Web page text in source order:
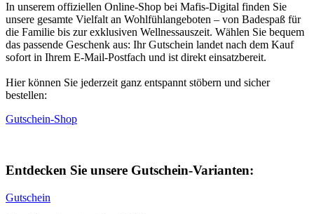
In unserem offiziellen Online-Shop bei Mafis-Digital finden Sie
unsere gesamte Vielfalt an Wohlfühlangeboten – von Badespaß für
die Familie bis zur exklusiven Wellnessauszeit. Wählen Sie bequem
das passende Geschenk aus: Ihr Gutschein landet nach dem Kauf
sofort in Ihrem E-Mail-Postfach und ist direkt einsatzbereit.
Hier können Sie jederzeit ganz entspannt stöbern und sicher
bestellen:
Gutschein-Shop
Entdecken Sie unsere Gutschein-Varianten:
Gutschein